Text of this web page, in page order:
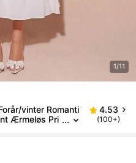
1/11
vinter Romanti
Ærmeløs Pri
4.53
(100+)